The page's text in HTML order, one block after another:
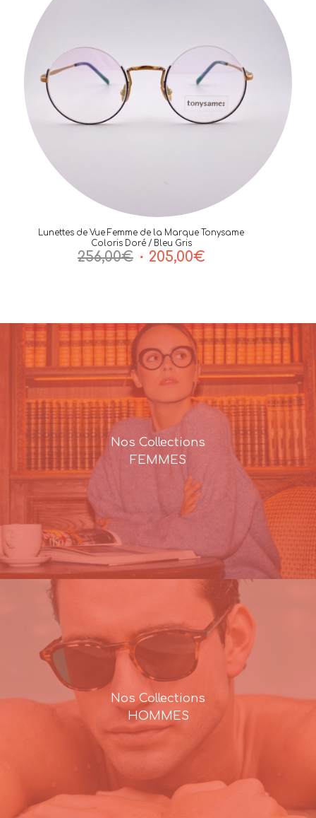
Lunettes de Vue Femme de la Marque Tonysame
Coloris Doré / Bleu Gris
256,00€ Le
256,00€.
205,00€Le
205,00€.
Nos Collections
FEMMES
Nos Collections
HOMMES